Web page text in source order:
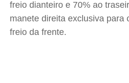
freio dianteiro e 70% ao
manete direita exclusiva para
freio da frente.